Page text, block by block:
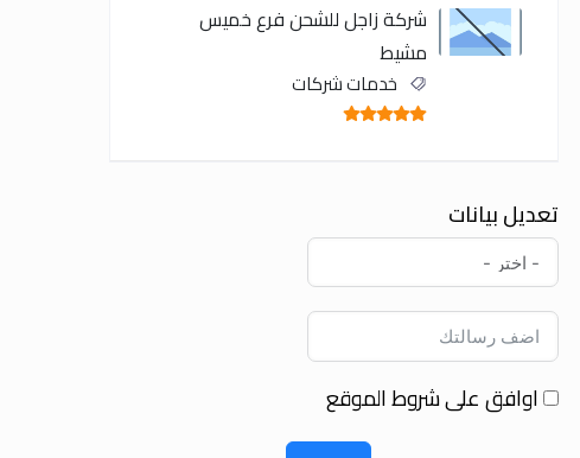
شركة زاجل للشحن فرع خميس
مشيط
خدمات شركات
تعديل بيانات
اوافق على شروط الموقع